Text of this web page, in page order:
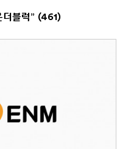
블럭” (461)